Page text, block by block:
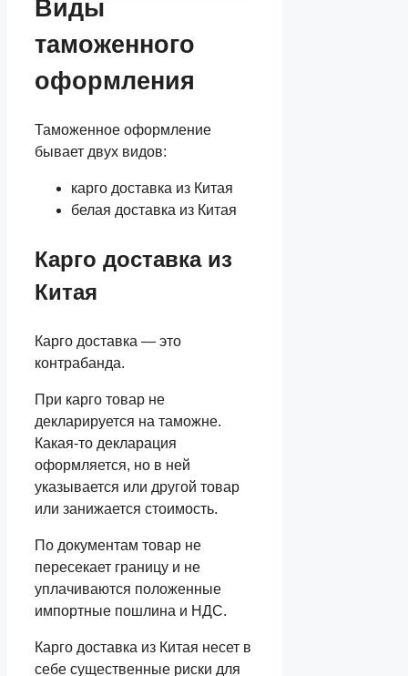
Виды
таможенного
оформления
Таможенное оформление
бывает двух видов:
карго доставка из Китая
белая доставка из Китая
Карго доставка из
Китая
Карго доставка — это
контрабанда.
При карго товар не
декларируется на таможне.
Какая-то декларация
оформляется, но в ней
указывается или другой товар
или занижается стоимость.
По документам товар не
пересекает границу и не
уплачиваются положенные
импортные пошлина и НДС.
Карго доставка из Китая несет в
себе существенные риски для